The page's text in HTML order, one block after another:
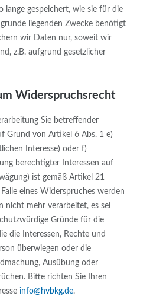
lange gespeichert, wie sie für die
liegenden Zwecke benötigt
wir Daten nur, soweit wir
z.B. aufgrund gesetzlicher
Widerspruchsrecht
Sie betreffender
Grund von Artikel 6 Abs. 1 e)
Interesse) oder f)
berechtigter Interessen auf
ist gemäß Artikel 21
eines Widerspruches werden
nicht mehr verarbeitet, es sei
Gründe für die
die Interessen, Rechte und
überwiegen oder die
Ausübung oder
Bitte richten Sie Ihren
info@hvbkg.de.